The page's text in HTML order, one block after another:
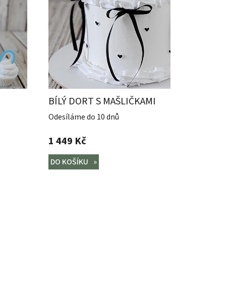
r
o
d
u
k
ů
BÍLÝ DORT S MAŠLIČKAMI
Odesíláme do 10 dnů
1 449 Kč
DO KOŠÍKU